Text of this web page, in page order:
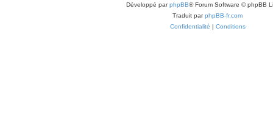
Développé parphpBB® Forum Software © phpBB
Traduit parphpBB-fr.com
Confidentialité | Conditions